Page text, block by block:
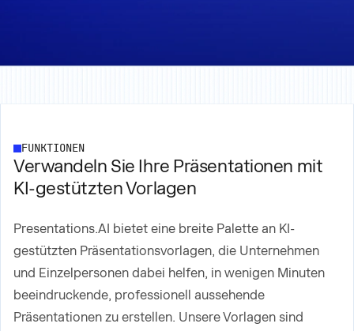
FUNKTIONEN
Verwandeln Sie Ihre Präsentationen mit
KI-gestützten Vorlagen
Presentations.AI bietet eine breite Palette an KI-
gestützten Präsentationsvorlagen, die Unternehmen
und Einzelpersonen dabei helfen, in wenigen Minuten
beeindruckende, professionell aussehende
Präsentationen zu erstellen. Unsere Vorlagen sind